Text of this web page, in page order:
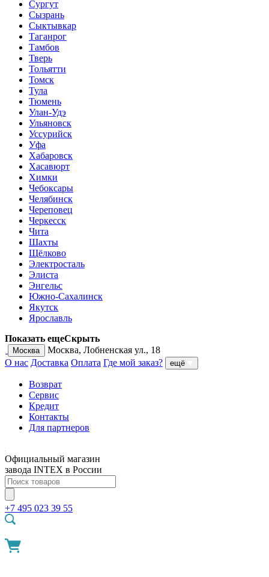
Сургут
Сызрань
Сыктывкар
Таганрог
Тамбов
Тверь
Тольятти
Томск
Тула
Тюмень
Улан-Удэ
Ульяновск
Уссурийск
Уфа
Хабаровск
Хасавюрт
Химки
Чебоксары
Челябинск
Череповец
Черкесск
Чита
Шахты
Щёлково
Электросталь
Элиста
Энгельс
Южно-Сахалинск
Якутск
Ярославль
Показать ещеСкрыть
Москва
Москва, Лобненская ул., 18
О нас Доставка Оплата Где мой заказ? ещё
Возврат
Сервис
Кредит
Контакты
Для партнеров
Официальный магазин
завода INTEX в России
+7 495 023 39 55